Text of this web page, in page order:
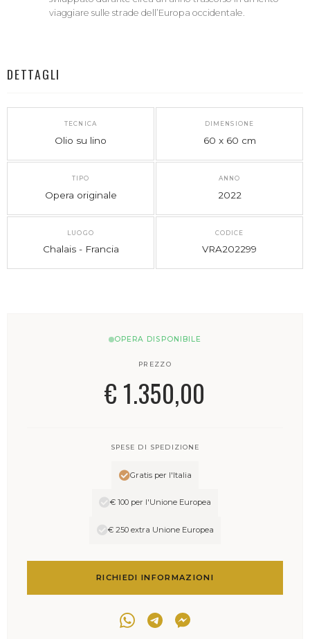
viaggiare sulle strade dell’Europa occidentale.
DETTAGLI
TECNICA
Olio su lino
DIMENSIONE
60 x 60 cm
TIPO
Opera originale
ANNO
2022
LUOGO
Chalais - Francia
CODICE
VRA202299
OPERA DISPONIBILE
PREZZO
€ 1.350,00
SPESE DI SPEDIZIONE
Gratis per l'Italia
€ 100 per l'Unione Europea
€ 250 extra Unione Europea
RICHIEDI INFORMAZIONI